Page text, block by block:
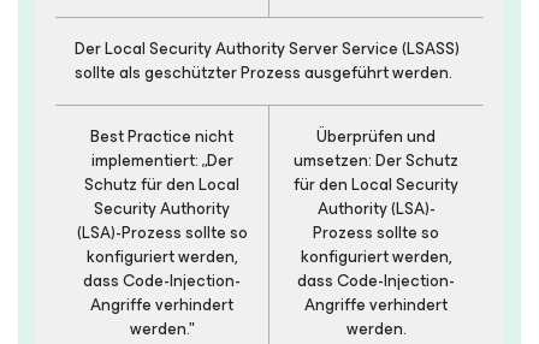
Der Local Security Authority Server Service (LSASS)
sollte als geschützter Prozess ausgeführt werden.
Best Practice nicht
implementiert: „Der
Schutz für den Local
Security Authority
(LSA)-Prozess sollte so
konfiguriert werden,
dass Code-Injection-
Angriffe verhindert
werden."
Überprüfen und
umsetzen: Der Schutz
für den Local Security
Authority (LSA)-
Prozess sollte so
konfiguriert werden,
dass Code-Injection-
Angriffe verhindert
werden.